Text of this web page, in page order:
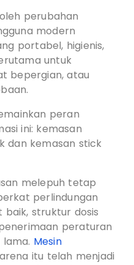
perubahan
modern
portabel, higienis,
untuk
bepergian, atau
peran
ini: kemasan
dan kemasan stick
melepuh tetap
perlindungan
baik, struktur dosis
peraturan
Mesin
itu telah menjadi